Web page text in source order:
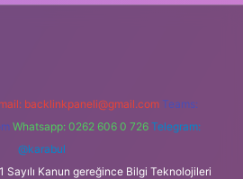
backlinkpaneli@gmail.com Teams:
Whatsapp: 0262 606 0 726 Telegram:
@karabul
Sayılı Kanun gereğince Bilgi Teknolojileri